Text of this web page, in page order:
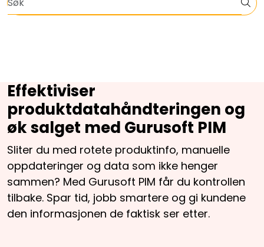
Skip to main content
Effektiviser
produktdatahåndteringen og
øk salget med Gurusoft PIM
Sliter du med rotete produktinfo, manuelle
oppdateringer og data som ikke henger
sammen? Med Gurusoft PIM får du kontrollen
tilbake. Spar tid, jobb smartere og gi kundene
den informasjonen de faktisk ser etter.
Planer og priser
Om oss
Kontakt oss
Faginnhold